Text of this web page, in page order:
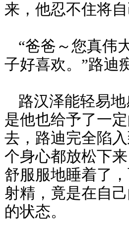
来，他忍不住将
“爸爸～您真伟
子好喜欢。”路迪
路汉泽能轻易
是他也给予了一
去，路迪完全陷
个身心都放松下
舒服服地睡着了
射精，竟是在自
的状态。